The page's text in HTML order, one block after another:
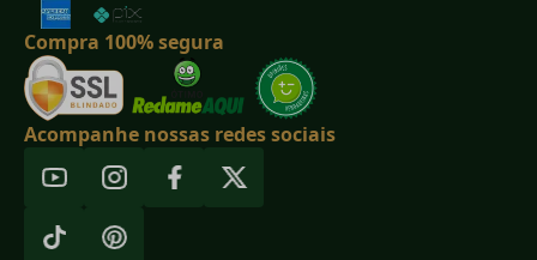
Compra 100% segura
Acompanhe nossas redes sociais